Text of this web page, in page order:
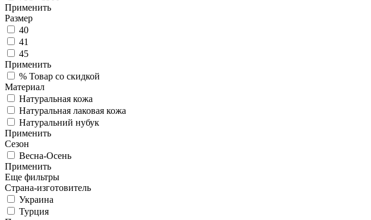
Применить
Размер
40
41
45
Применить
% Товар со скидкой
Материал
Натуральная кожа
Натуральная лаковая кожа
Натуральний нубук
Применить
Сезон
Весна-Осень
Применить
Еще фильтры
Страна-изготовитель
Украина
Турция